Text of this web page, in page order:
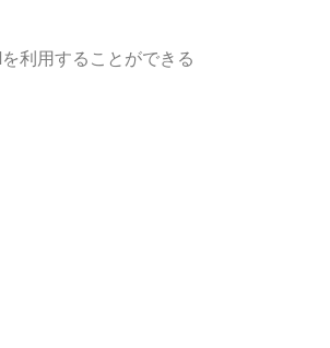
利用することができる